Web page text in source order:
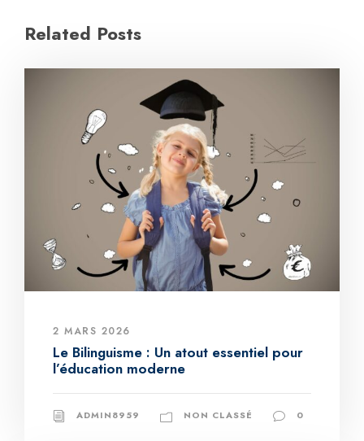
Related Posts
2 MARS 2026
Le Bilinguisme : Un atout essentiel pour
l’éducation moderne
ADMIN8959 NON CLASSÉ 0